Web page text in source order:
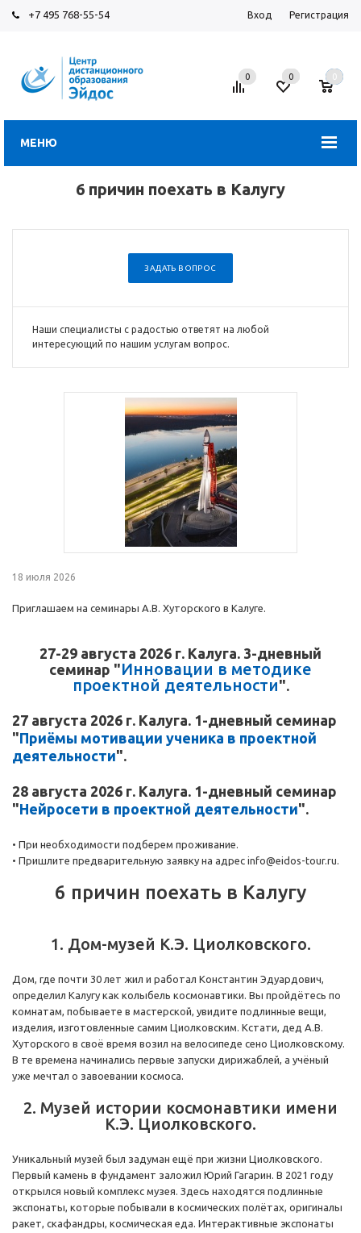
+7 495 768-55-54 Вход Регистрация
МЕНЮ
0 0 0
6 причин поехать в Калугу
ЗАДАТЬ ВОПРОС
Наши специалисты с радостью ответят на любой
интересующий по нашим услугам вопрос.
18 июля 2026
Приглашаем на семинары А.В. Хуторского в Калуге.
27-29 августа 2026 г. Калуга. 3-дневный
семинар "Инновации в методике
проектной деятельности".
27 августа 2026 г. Калуга. 1-дневный семинар
"Приёмы мотивации ученика в проектной
деятельности".
28 августа 2026 г. Калуга. 1-дневный семинар
"Нейросети в проектной деятельности".
• При необходимости подберем проживание.
• Пришлите предварительную заявку на адрес info@eidos-tour.ru.
6 причин поехать в Калугу
1. Дом-музей К.Э. Циолковского.
Дом, где почти 30 лет жил и работал Константин Эдуардович,
определил Калугу как колыбель космонавтики. Вы пройдётесь по
комнатам, побываете в мастерской, увидите подлинные вещи,
изделия, изготовленные самим Циолковским. Кстати, дед А.В.
Хуторского в своё время возил на велосипеде сено Циолковскому.
В те времена начинались первые запуски дирижаблей, а учёный
уже мечтал о завоевании космоса.
2. Музей истории космонавтики имени
К.Э. Циолковского.
Уникальный музей был задуман ещё при жизни Циолковского.
Первый камень в фундамент заложил Юрий Гагарин. В 2021 году
открылся новый комплекс музея. Здесь находятся подлинные
экспонаты, которые побывали в космических полётах, оригиналы
ракет, скафандры, космическая еда. Интерактивные экспонаты